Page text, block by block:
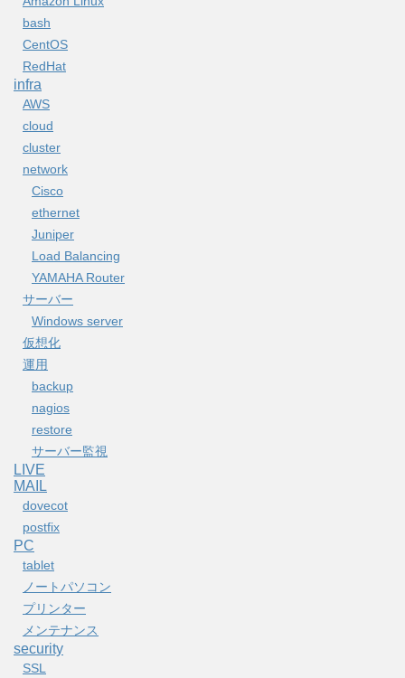
bash
CentOS
RedHat
infra
AWS
cloud
cluster
network
Cisco
ethernet
Juniper
Load Balancing
YAMAHA Router
サーバー
Windows server
仮想化
運用
backup
nagios
restore
サーバー監視
LIVE
MAIL
dovecot
postfix
PC
tablet
ノートパソコン
プリンター
メンテナンス
security
SSL